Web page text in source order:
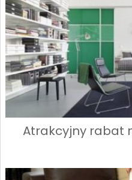
Atrakcyjny rabat